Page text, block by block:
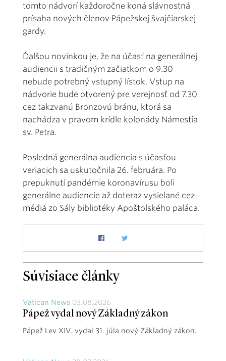
tomto nádvorí každoročne koná slávnostná
prísaha nových členov Pápežskej švajčiarskej
gardy.
Ďalšou novinkou je, že na účasť na generálnej
audiencii s tradičným začiatkom o 9.30
nebude potrebný vstupný lístok. Vstup na
nádvorie bude otvorený pre verejnosť od 7.30
cez takzvanú Bronzovú bránu, ktorá sa
nachádza v pravom krídle kolonády Námestia
sv. Petra.
Posledná generálna audiencia s účasťou
veriacich sa uskutočnila 26. februára. Po
prepuknutí pandémie koronavírusu boli
generálne audiencie až doteraz vysielané cez
médiá zo Sály bibliotéky Apoštolského paláca.
Súvisiace články
Vatican News 03.08.2026
Pápež vydal nový Základný zákon
Pápež Lev XIV. vydal 31. júla nový Základný zákon.